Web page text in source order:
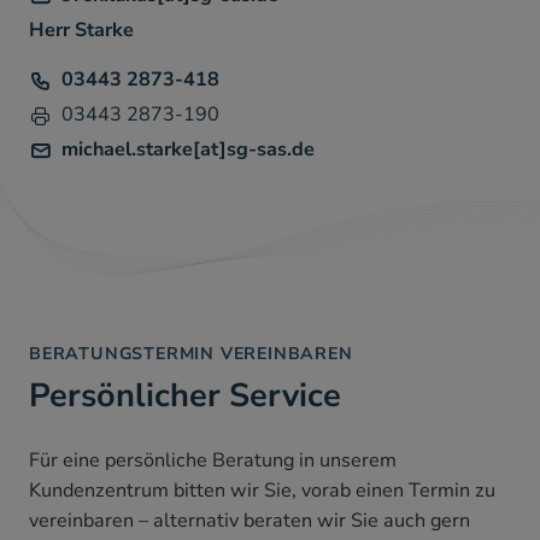
Herr Starke
Telefon03443 2873-418
Fax 03443 2873-190
michael.starke[at]sg-sas.de
Persönlicher Service
BERATUNGSTERMIN VEREINBAREN
Für eine persönliche Beratung in unserem
Kundenzentrum bitten wir Sie, vorab einen Termin zu
vereinbaren – alternativ beraten wir Sie auch gern